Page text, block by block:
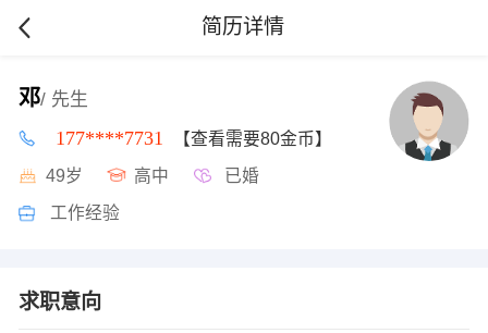
简历详情
邓/ 先生
177****7731 【查看需要80金币】
49岁 高中 已婚
工作经验
求职意向